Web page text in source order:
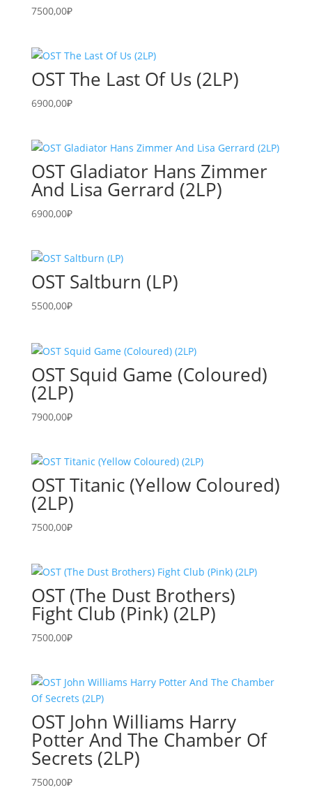
7500,00₽
OST The Last Of Us (2LP)
6900,00₽
OST Gladiator Hans Zimmer
And Lisa Gerrard (2LP)
6900,00₽
OST Saltburn (LP)
5500,00₽
OST Squid Game (Coloured)
(2LP)
7900,00₽
OST Titanic (Yellow Coloured)
(2LP)
7500,00₽
OST (The Dust Brothers)
Fight Club (Pink) (2LP)
7500,00₽
OST John Williams Harry
Potter And The Chamber Of
Secrets (2LP)
7500,00₽